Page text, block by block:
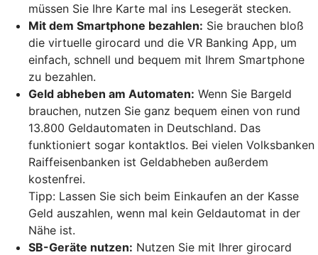
müssen Sie Ihre Karte mal ins Lesegerät stecken.
Mit dem Smartphone bezahlen: Sie brauchen bloß
die virtuelle girocard und die VR Banking App, um
einfach, schnell und bequem mit Ihrem Smartphone
zu bezahlen.
Geld abheben am Automaten: Wenn Sie Bargeld
brauchen, nutzen Sie ganz bequem einen von rund
13.800 Geldautomaten in Deutschland. Das
funktioniert sogar kontaktlos. Bei vielen Volksbanken
Raiffeisenbanken ist Geldabheben außerdem
kostenfrei.
Tipp: Lassen Sie sich beim Einkaufen an der Kasse
Geld auszahlen, wenn mal kein Geldautomat in der
Nähe ist.
SB-Geräte nutzen: Nutzen Sie mit Ihrer girocard